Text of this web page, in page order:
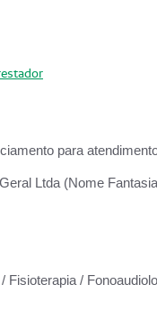
para
Ltda (Nome
Fisioterapia /